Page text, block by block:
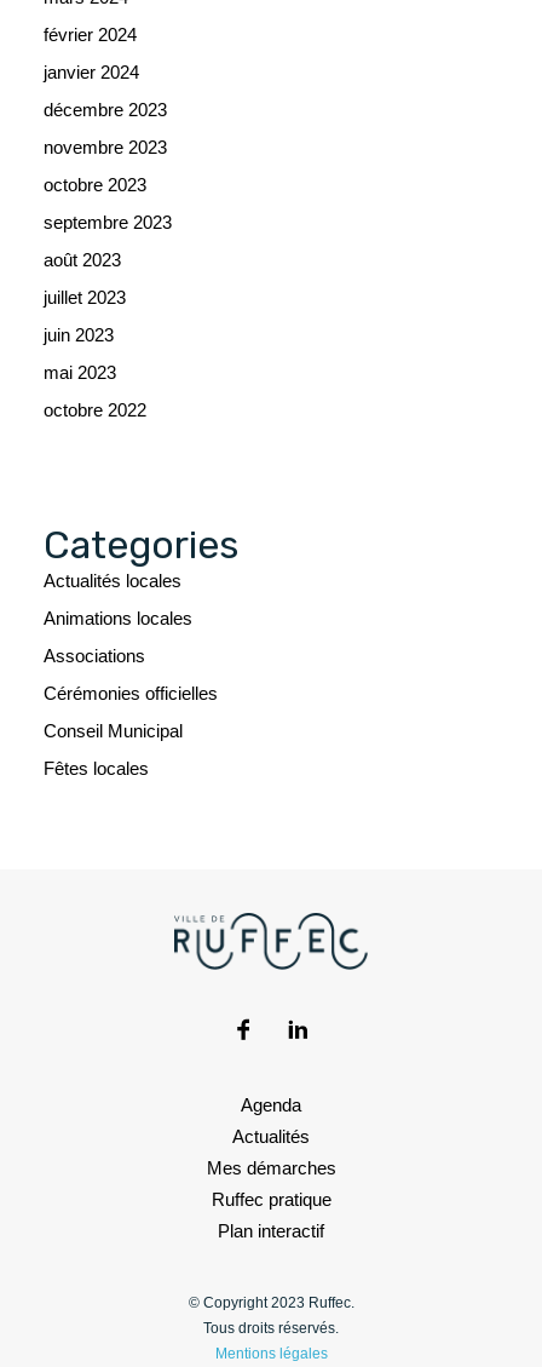
février 2024
janvier 2024
décembre 2023
novembre 2023
octobre 2023
septembre 2023
août 2023
juillet 2023
juin 2023
mai 2023
octobre 2022
Categories
Actualités locales
Animations locales
Associations
Cérémonies officielles
Conseil Municipal
Fêtes locales
Agenda
Actualités
Mes démarches
Ruffec pratique
Plan interactif
© Copyright 2023 Ruffec.
Tous droits réservés.
Mentions légales